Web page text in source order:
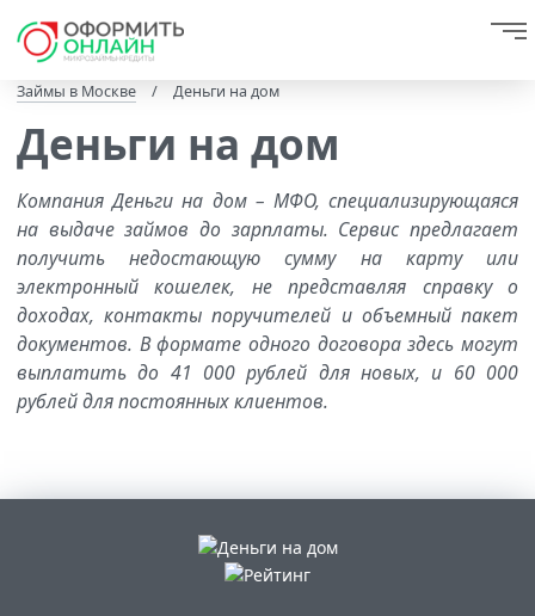
Займы в Москве / Деньги на дом
Деньги на дом
Компания Деньги на дом – МФО, специализирующаяся
на выдаче займов до зарплаты. Сервис предлагает
получить недостающую сумму на карту или
электронный кошелек, не представляя справку о
доходах, контакты поручителей и объемный пакет
документов. В формате одного договора здесь могут
выплатить до 41 000 рублей для новых, и 60 000
рублей для постоянных клиентов.